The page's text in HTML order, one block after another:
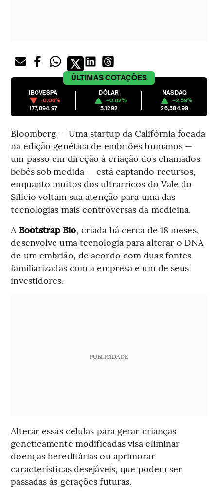
ÚLTIMASCOTAÇÕES
IBOVESPA
-0.06%
177,894.97
DÓLAR
+0.82%
5.1292
NASDAQ
+2.59%
26,584.99
Bloomberg — Uma startup da Califórnia focada
na edição genética de embriões humanos —
um passo em direção à criação dos chamados
bebês sob medida — está captando recursos,
enquanto muitos dos ultrarricos do Vale do
Silício voltam sua atenção para uma das
tecnologias mais controversas da medicina.
A Bootstrap Bio, criada há cerca de 18 meses,
desenvolve uma tecnologia para alterar o DNA
de um embrião, de acordo com duas fontes
familiarizadas com a empresa e um de seus
investidores.
PUBLICIDADE
Alterar essas células para gerar crianças
geneticamente modificadas visa eliminar
doenças hereditárias ou aprimorar
características desejáveis, que podem ser
passadas às gerações futuras.